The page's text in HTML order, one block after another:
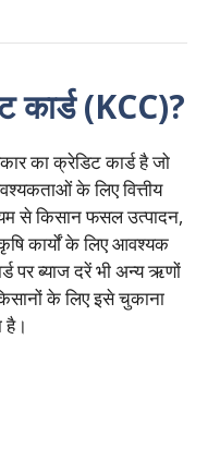
कार्ड (KCC)?
का क्रेडिट कार्ड है जो
के लिए वित्तीय
से किसान फसल उत्पादन,
कार्यों के लिए आवश्यक
पर ब्याज दरें भी अन्य ऋणों
के लिए इसे चुकाना
है।